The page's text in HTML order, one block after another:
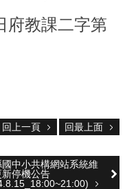
府教課二字第
回上一頁 回最上面
國中小共構網站系統維
停機公告